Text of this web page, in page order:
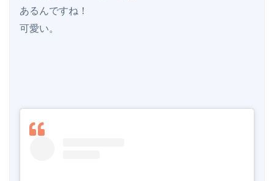
あるんですね！
可愛い。